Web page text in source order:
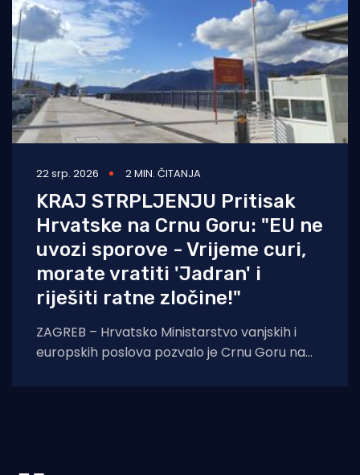
22 srp. 2026 2 MIN. ČITANJA
KRAJ STRPLJENJU Pritisak
Hrvatske na Crnu Goru: "EU ne
uvozi sporove - Vrijeme curi,
morate vratiti 'Jadran' i
riješiti ratne zločine!"
ZAGREB – Hrvatsko Ministarstvo vanjskih i
europskih poslova pozvalo je Crnu Goru na